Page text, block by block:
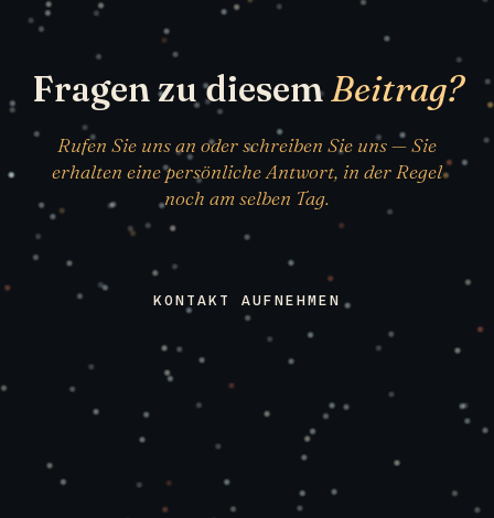
Fragen zu diesemBeitrag?
Rufen Sie uns an oder schreiben Sie uns — Sie
erhalten eine persönliche Antwort, in der Regel
noch am selben Tag.
KONTAKT AUFNEHMEN